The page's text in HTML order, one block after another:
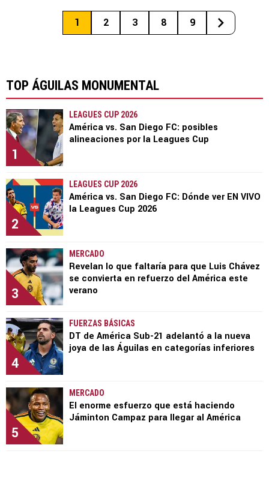
1 2 3 8 9
TOP ÁGUILAS MONUMENTAL
1
LEAGUES CUP 2026
América vs. San Diego FC: posibles
alineaciones por la Leagues Cup
2
LEAGUES CUP 2026
América vs. San Diego FC: Dónde ver EN VIVO
la Leagues Cup 2026
3
MERCADO
Revelan lo que faltaría para que Luis Chávez
se convierta en refuerzo del América este
verano
4
FUERZAS BÁSICAS
DT de América Sub-21 adelantó a la nueva
joya de las Águilas en categorías inferiores
5
MERCADO
El enorme esfuerzo que está haciendo
Jáminton Campaz para llegar al América